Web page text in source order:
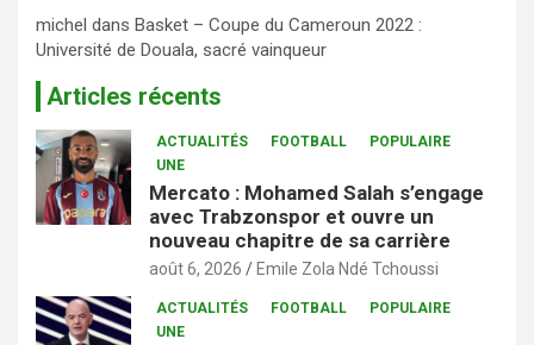
michel dans Basket – Coupe du Cameroun 2022 :
Université de Douala, sacré vainqueur
Articles récents
ACTUALITÉS FOOTBALL
POPULAIRE
UNE
Mercato : Mohamed Salah s’engage
avec Trabzonspor et ouvre un
nouveau chapitre de sa carrière
août 6, 2026 Emile Zola Ndé Tchoussi
ACTUALITÉS FOOTBALL
POPULAIRE
UNE